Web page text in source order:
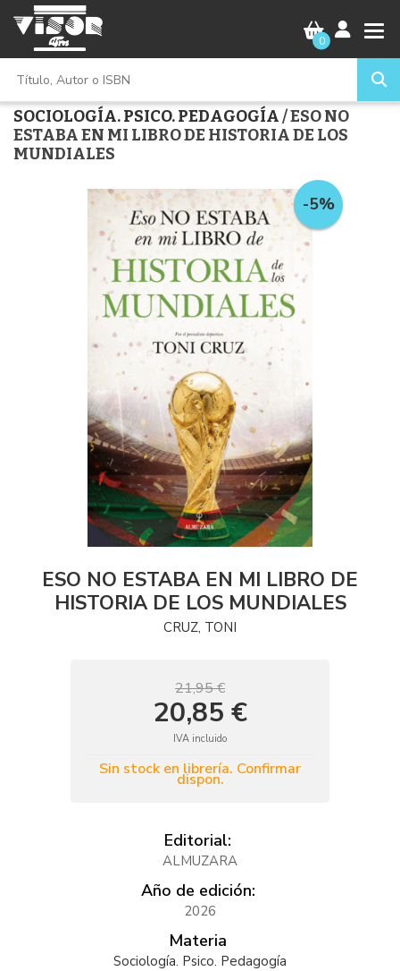
0
SOCIOLOGÍA. PSICO. PEDAGOGÍA/ ESO NO
ESTABA EN MI LIBRO DE HISTORIA DE LOS
MUNDIALES
-5%
ESO NO ESTABA EN MI LIBRO DE
HISTORIA DE LOS MUNDIALES
CRUZ, TONI
21,95 €
20,85 €
IVA incluido
Sin stock en librería. Confirmar
dispon.
Editorial:
ALMUZARA
Año de edición:
2026
Materia
Sociología. Psico. Pedagogía